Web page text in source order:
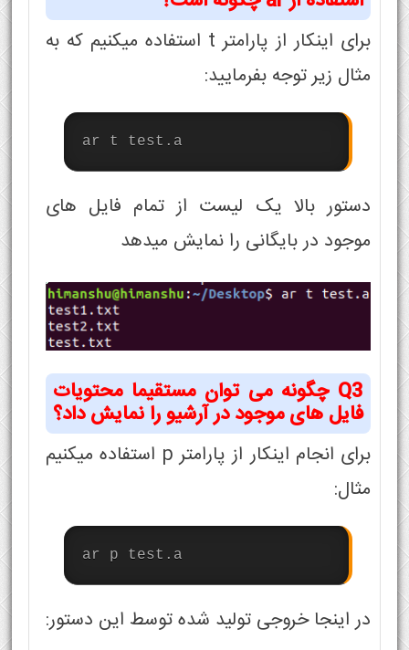
برای اینکار از پارامتر t استفاده میکنیم که به
مثال زیر توجه بفرمایید:
ar t test.a
دستور بالا یک لیست از تمام فایل های
موجود در بایگانی را نمایش میدهد
Q3 چگونه می توان مستقیما محتویات
فایل های موجود در آرشیو را نمایش داد؟
برای انجام اینکار از پارامتر p استفاده میکنیم
مثال:
ar p test.a
در اینجا خروجی تولید شده توسط این دستور: